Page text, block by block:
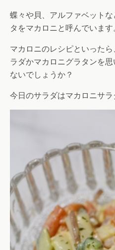
蝶々や貝、アルファベット
タをマカロニと呼んでいます
マカロニのレシピといった
ラダかマカロニグラタンを
ないでしょうか？
今日のサラダはマカロニサラ